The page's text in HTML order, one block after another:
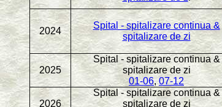
2024
Spital - spitalizare continua &
spitalizare de zi
2025
Spital - spitalizare continua &
spitalizare de zi
01-06,07-12
2026
Spital - spitalizare continua &
spitalizare de zi